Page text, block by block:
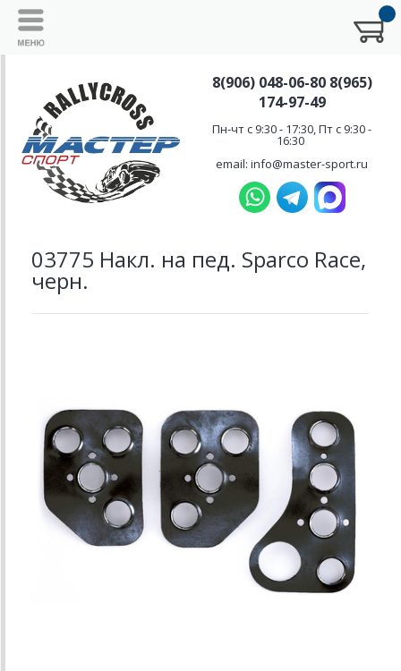
8(906) 048-06-80 8(965)
174-97-49
Пн-чт с 9:30 - 17:30, Пт с 9:30 -
16:30
email: info@master-sport.ru
03775 Накл. на пед. Sparco Race,
черн.